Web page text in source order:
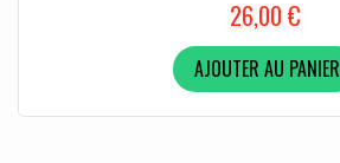
26,00 €
AJOUTER AU PANIER